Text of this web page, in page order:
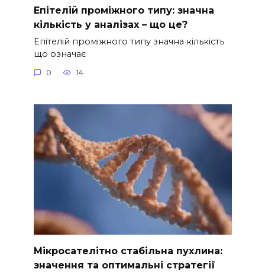
Епітелій проміжного типу: значна
кількість у аналізах – що це?
Епітелій проміжного типу значна кількість
що означає
0 14
Мікросателітно стабільна пухлина:
значення та оптимальні стратегії